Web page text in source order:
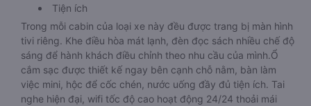
Tiện ích
Trong mỗi cabin của loại xe này đều được trang bị màn hình
tivi riêng. Khe điều hòa mát lạnh, đèn đọc sách nhiều chế độ
sáng để hành khách điều chỉnh theo nhu cầu của mình.Ổ
cắm sạc được thiết kế ngay bên cạnh chỗ nằm, bàn làm
việc mini, hộc để cốc chén, nước uống đầy đủ tiện ích. Tai
nghe hiện đại, wifi tốc độ cao hoạt động 24/24 thoải mái